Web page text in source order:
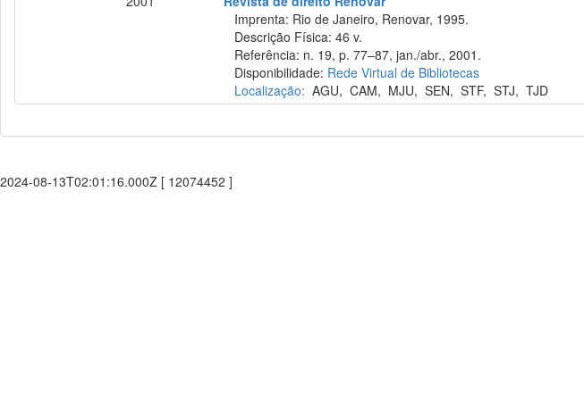
Imprenta: Rio de Janeiro, Renovar, 1995.
Descrição Física: 46 v.
Referência: n. 19, p. 77–87, jan./abr., 2001.
Disponibilidade: Rede Virtual de Bibliotecas
Localização: AGU,CAM, MJU,SEN,STF,STJ,TJD
2024-08-13T02:01:16.000Z [ 12074452 ]